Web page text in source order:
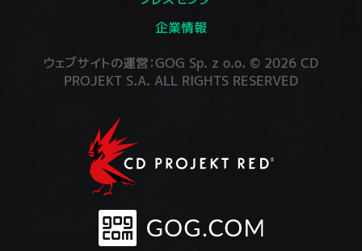
企業情報
ウェブサイトの運営：GOG Sp. z o.o. © 2026 CD
PROJEKT S.A. ALL RIGHTS RESERVED